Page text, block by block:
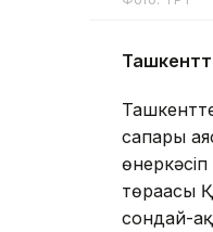
сапары
төрағасы
сондай-